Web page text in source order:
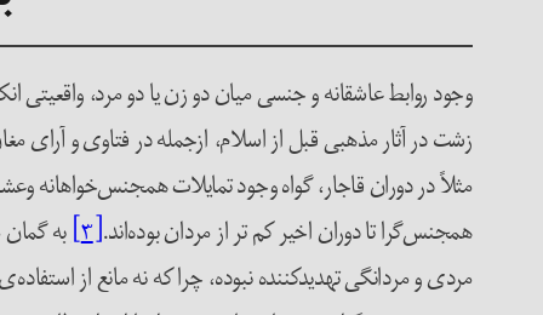
وجود روابط عاشقانه و جنسی میان دو زن یا دو مرد، واقعیتی
زشت در آثار مذهبی قبل از اسلام، ازجمله در فتاوی و آرای
مثلاً در دوران قاجار، گواه وجود تمایلات
همجنس‌گرا تا دوران اخیر کم تر از مردان بوده‌اند.[۳]
به
مردی و مردانگی تهدیدکننده نبوده، چرا که نه مانع از